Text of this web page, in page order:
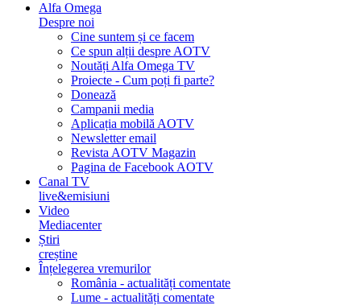
Alfa Omega
Despre noi
Cine suntem și ce facem
Ce spun alții despre AOTV
Noutăți Alfa Omega TV
Proiecte - Cum poți fi parte?
Donează
Campanii media
Aplicația mobilă AOTV
Newsletter email
Revista AOTV Magazin
Pagina de Facebook AOTV
Canal TV
live&emisiuni
Video
Mediacenter
Știri
creștine
Înțelegerea vremurilor
România - actualități comentate
Lume - actualități comentate